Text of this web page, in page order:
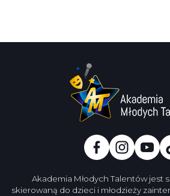
Akademia Młodych Talentów jest
skierowaną do dzieci i młodzieży